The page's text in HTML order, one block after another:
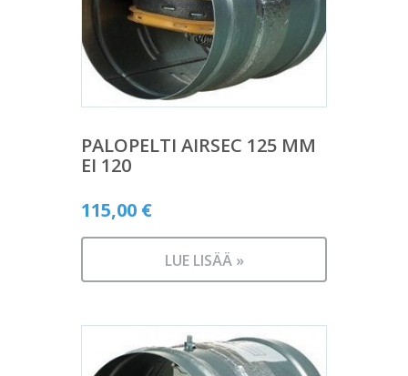
PALOPELTI AIRSEC 125 MM
EI 120
115,00 €
LUE LISÄÄ »